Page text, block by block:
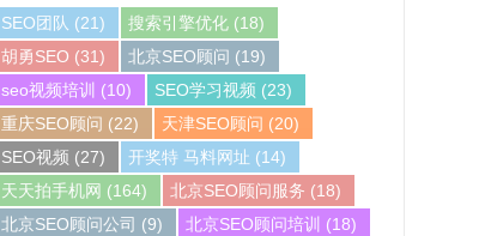
SEO团队 (21) 搜索引擎优化 (18)
胡勇SEO (31) 北京SEO顾问 (19)
seo视频培训 (10) SEO学习视频 (23)
重庆SEO顾问 (22) 天津SEO顾问 (20)
SEO视频 (27) 开奖特 马料网址 (14)
天天拍手机网 (164) 北京SEO顾问服务 (18)
北京SEO顾问公司 (9) 北京SEO顾问培训 (18)